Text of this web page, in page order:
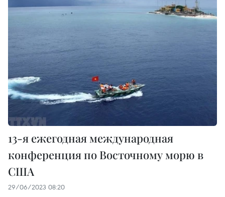
13-я ежегодная международная
конференция по Восточному морю в
США
29/06/2023 08:20